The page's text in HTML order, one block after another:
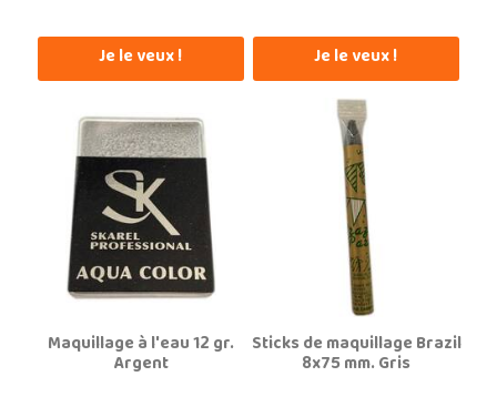
Je le veux ! Je le veux !
Maquillage à l'eau 12 gr.
Argent
Sticks de maquillage Brazil
8x75 mm. Gris